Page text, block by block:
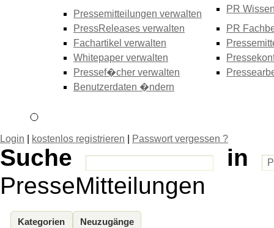
Pressemitteilungen verwalten
PressReleases verwalten
Fachartikel verwalten
Whitepaper verwalten
Pressef�cher verwalten
Benutzerdaten �ndern
PR
PR
Login kostenlos registrieren Passwort vergessen ?
Suche
in
PresseMitteilungen
Kategorien Neuzugänge